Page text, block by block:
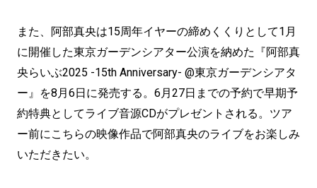
また、阿部真央は15周年イヤーの締めくくりとして1月
に開催した東京ガーデンシアター公演を納めた『阿部真
央らいぶ2025 -15th Anniversary- @東京ガーデンシアタ
ー』を8月6日に発売する。6月27日までの予約で早期予
約特典としてライブ音源CDがプレゼントされる。ツア
ー前にこちらの映像作品で阿部真央のライブをお楽しみ
いただきたい。